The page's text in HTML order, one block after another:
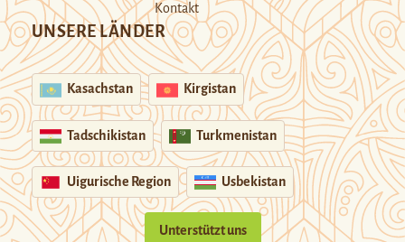
Kontakt
UNSERE LÄNDER
Kasachstan Kirgistan
Tadschikistan Turkmenistan
Uigurische Region Usbekistan
Unterstützt uns